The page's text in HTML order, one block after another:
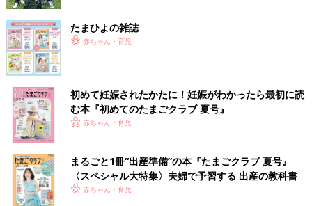
また、少し先の話になりますが、中学・高校・大学と成長するに
つれて『部活動』や『留学』などにお金がかかる可能性もありま
す。
とくに中学・高校の部活動費は強豪校ほど負担が大きくなってし
まうのが悩ましいところ。遠征費や用具代、海外渡航費などは高
額になりがちですが、お子さんの世界を広げる貴重な経験でもあ
ります。『将来、子どもの“やりたい”を応援するための費用』と
して、学費とは別に積み立てておくと安心です。
これらを含め、家計管理の第一歩は、実態をできるだけ正確に把
握することです。
家計簿をつけるのが大変という方は、何にいくら使っているのか
たまひよの雑誌
赤ちゃん・育児
初めて妊娠されたかたに！妊娠がわかったら最初に読
む本『初めてのたまごクラブ 夏号』
赤ちゃん・育児
まるごと1冊“出産準備”の本『たまごクラブ 夏号』
〈スペシャル大特集〉夫婦で予習する 出産の教科書
赤ちゃん・育児